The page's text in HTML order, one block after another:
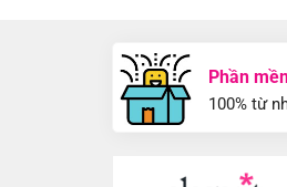
Phần
100% từ